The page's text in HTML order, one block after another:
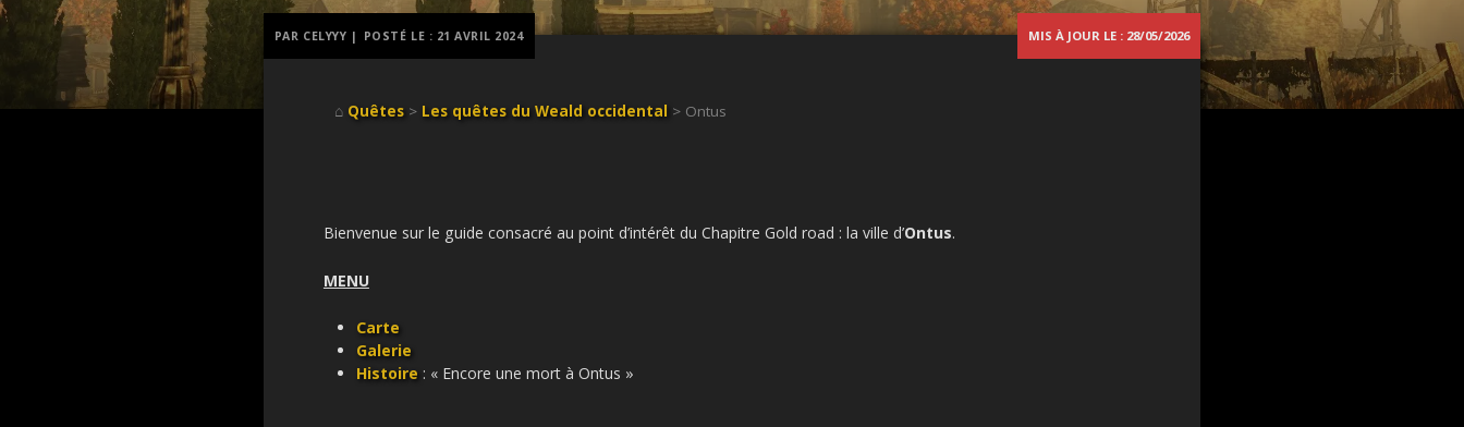
MIS À JOUR LE : 28/05/2026
⌂ Quêtes> Les quêtes du Weald occidental > Ontus
Bienvenue sur le guide consacré au point d’intérêt du Chapitre Gold road : la ville d’Ontus.
MENU
Carte
Galerie
Histoire : « Encore une mort à Ontus »
PAR CELYYY | POSTÉ LE : 21 AVRIL 2024